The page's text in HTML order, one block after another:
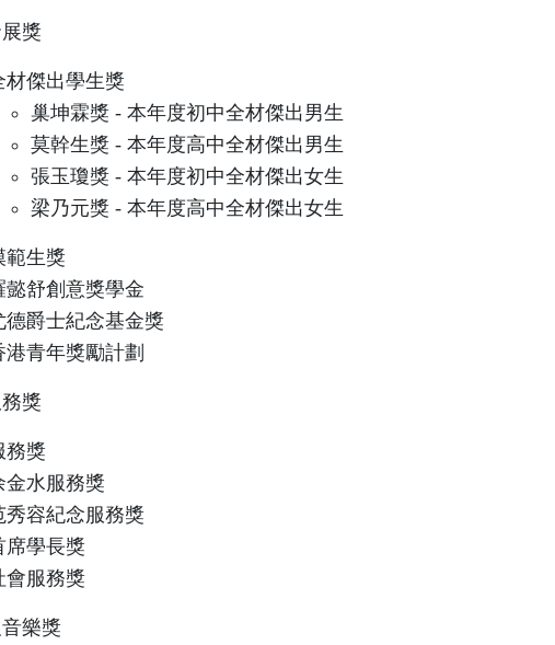
獎
材傑出學生獎
巢坤霖獎 - 本年度初中全材傑出男生
莫幹生獎 - 本年度高中全材傑出男生
張玉瓊獎 - 本年度初中全材傑出女生
梁乃元獎 - 本年度高中全材傑出女生
範生獎
懿舒創意獎學金
德爵士紀念基金獎
港青年獎勵計劃
獎
務獎
金水服務獎
秀容紀念服務獎
席學長獎
會服務獎
樂獎